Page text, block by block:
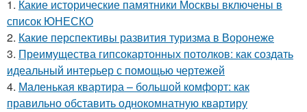
1. Какие исторические памятники Москвы включены в
список ЮНЕСКО
2. Какие перспективы развития туризма в Воронеже
3. Преимущества гипсокартонных потолков: как создать
идеальный интерьер с помощью чертежей
4. Маленькая квартира – большой комфорт: как
правильно обставить однокомнатную квартиру